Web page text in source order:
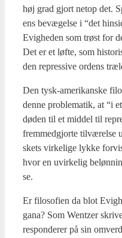
høj grad gjort net­op det.
ens bevæ­gel­se i “det
Evig­he­den som trøst for
Det er et løf­te, som
den repres­si­ve ordens
Den tysk-ame­ri­kan­ske
den­ne pro­ble­ma­tik, at “i
døden til et mid­del til
frem­med­gjor­te til­væ­rel­se
skets vir­ke­li­ge lyk­ke
hvor en uvir­ke­lig
se.
Er filo­so­fi­en da blot
ga­na? Som Wentzer
respon­de­rer på sin